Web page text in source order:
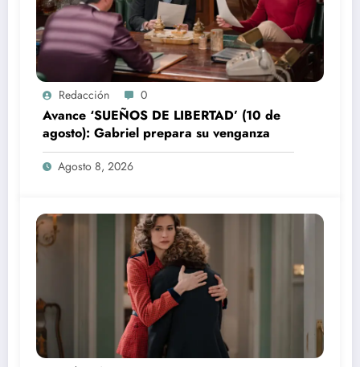
Redacción 0
Avance ‘SUEÑOS DE LIBERTAD’ (10 de
agosto): Gabriel prepara su venganza
Agosto 8, 2026